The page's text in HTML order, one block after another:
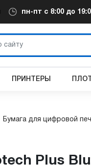
пн-пт с 8:00 до
ПРИНТЕРЫ
Бумага для цифровой